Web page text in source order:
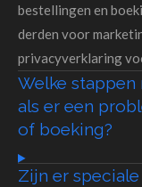
bestellingen en
derden voor
privacyverklaring
Welke
als er een
of boeking?
Zijn er